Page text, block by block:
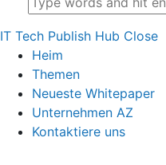
IT Tech Publish Hub Close
Heim
Themen
Neueste Whitepaper
Unternehmen AZ
Kontaktiere uns